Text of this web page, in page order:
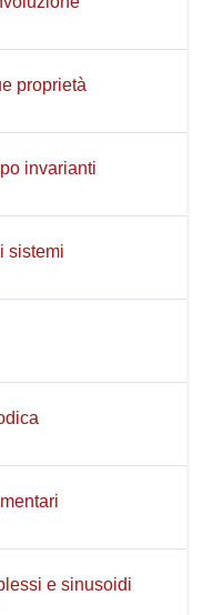
proprietà
invarianti
sistemi
e sinusoidi